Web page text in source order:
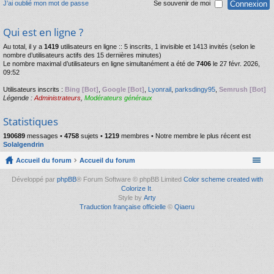
J’ai oublié mon mot de passe Se souvenir de moi
Qui est en ligne ?
Au total, il y a 1419 utilisateurs en ligne :: 5 inscrits, 1 invisible et 1413 invités (selon le
nombre d’utilisateurs actifs des 15 dernières minutes)
Le nombre maximal d’utilisateurs en ligne simultanément a été de 7406 le 27 févr. 2026,
09:52
Utilisateurs inscrits : Bing [Bot] Google [Bot] Lyonrail parksdingy95 Semrush [Bot]
Légende : Administrateurs Modérateurs généraux
Statistiques
190689 messages • 4758 sujets • 1219 membres • Notre membre le plus récent est
Solalgendrin
Accueil du forum Accueil du forum
Développé par phpBB® Forum Software © phpBB Limited Color scheme created with
Colorize It.
Style by Arty
Traduction française officielle © Qiaeru